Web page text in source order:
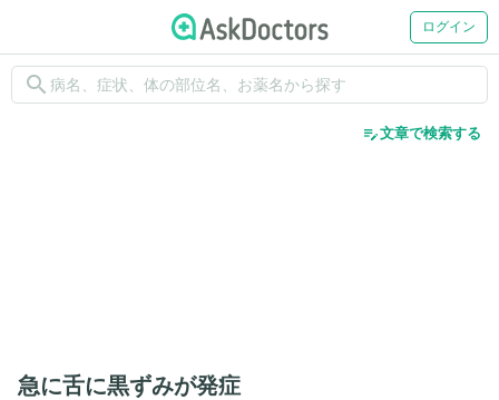
ログイン
search
edit_note文章で検索する
急に舌に黒ずみが発症